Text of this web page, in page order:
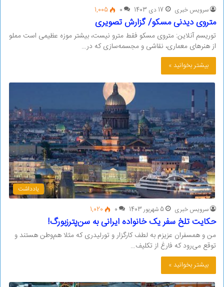
سرویس خبری 17 دی 1403 0
1,005
متروی دیدنی مسکو/ گزارش تصویری
توریسم آنلاین: متروی مسکو فقط مترو نیست، بیشتر موزه عظیمی است مملو
از هنرهای معماری، نقاشی و مجسمه‌سازی که در…
بیشتر بخوانید »
یادداشت
سرویس خبری 5 شهریور 1403 0
1,020
حکایت تلخ سفر یک خانواده ایرانی به سن‌پترزبورگ!
من و همسفران عزیزم به لطف کارگزار و تورلیدری که مثلا هم‌وطن هستند و
توقع می‌رود که فارغ از تکلیف…
بیشتر بخوانید »